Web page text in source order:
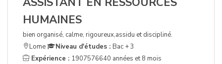
HUMAINES
bien organisé, calme, rigoureux,assidu et discipliné.
Lome
Niveau d'études : Bac + 3
Expérience : 1907576640 années et 8 mois